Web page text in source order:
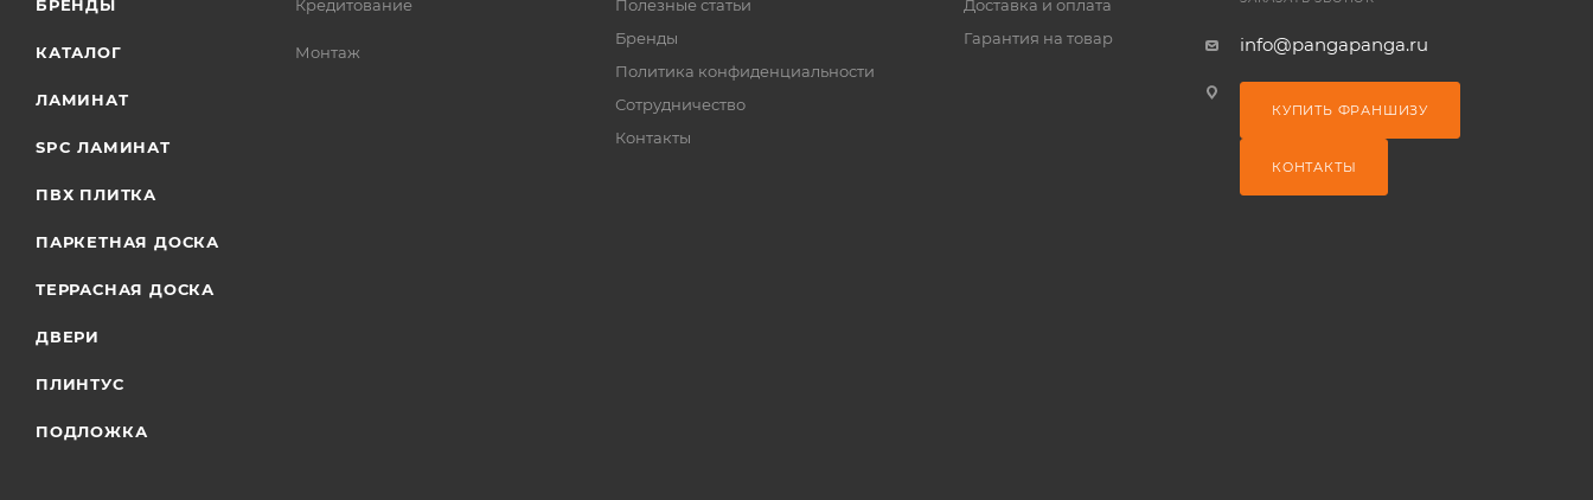
БРЕНДЫ
КАТАЛОГ
ЛАМИНАТ
SPC ЛАМИНАТ
ПВХ ПЛИТКА
ПАРКЕТНАЯ ДОСКА
ТЕРРАСНАЯ ДОСКА
ДВЕРИ
ПЛИНТУС
ПОДЛОЖКА
Кредитование
Монтаж
Полезные статьи
Бренды
Политика конфиденциальности
Сотрудничество
Контакты
Доставка и оплата
Гарантия на товар
info@pangapanga.ru
КУПИТЬ ФРАНШИЗУ
КОНТАКТЫ